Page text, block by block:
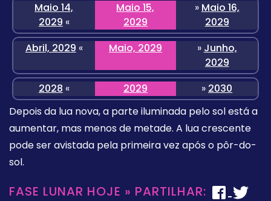
Maio 14,
2029 «
Maio 15,
2029
» Maio 16,
2029
Abril, 2029 « Maio, 2029 » Junho,
2029
2028 « 2029 » 2030
Depois da lua nova, a parte iluminada pelo sol está a
aumentar, mas menos de metade. A lua crescente
pode ser avistada pela primeira vez após o pôr-do-
sol.
FASE LUNAR HOJE » PARTILHAR: